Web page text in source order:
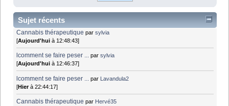
Sujet récents
Cannabis thérapeutique parsylvia
[Aujourd'hui à 12:48:43]
lcomment se faire peser ... parsylvia
[Aujourd'hui à 12:46:37]
lcomment se faire peser ... par Lavandula2
[Hierà 22:44:17]
Cannabis thérapeutique par Hervé35